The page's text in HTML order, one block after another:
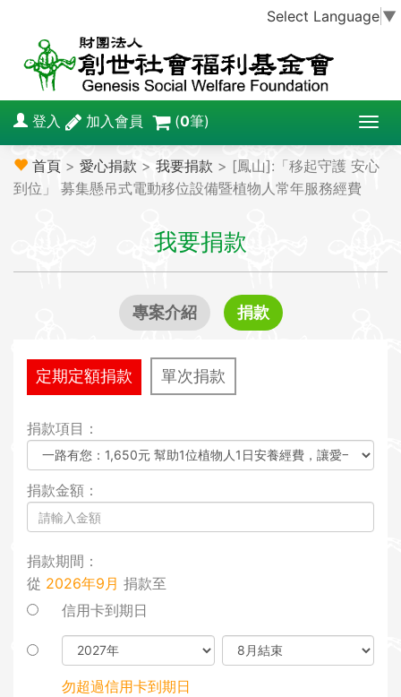
Select Language ▼
T
o
g
o
n
登入 加入會員 (0筆)
首頁 > 愛心捐款 > 我要捐款 > [鳳山]:「移起守護 安心
到位」 募集懸吊式電動移位設備暨植物人常年服務經費
我要捐款
專案介紹 捐款
定期定額捐款 單次捐款
捐款項目：
捐款金額：
捐款期間：
從 2026年9月 捐款至
信用卡到期日
勿超過信用卡到期日